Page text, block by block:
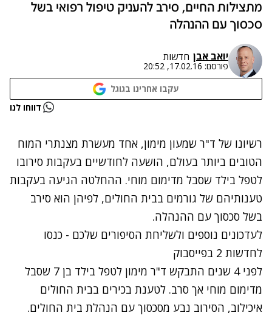
מתצילות החיים, סירב להעניק טיפול רפואי בשל
סכסוך עם ההנהלה
יואב אבן חדשות
פורסם: 17.02.16, 20:52
עקבו אחרינו בגוגל
נתקלנו בבעיה דווחו לנו
רשיונו של ד"ר שמעון מימון, אחד מעשרת מצנתרי המוח
הטובים ביותר בעולם, הושעה לחודשיים בעקבות סירובו
לטפל בילד שסבל מדימום מוחי. ההחלטה הגיעה בעקבות
טענותיהם של גורמים בבית החולים, לפיהן הוא סירב
בשל סכסוך עם ההנהלה.
לעדכונים נוספים ולשליחת הסיפורים שלכם - כנסו
לחדשות 2 בפייסבוק
לפני 4 שנים התבקש ד"ר מימון לטפל בילד בן 7 שסבל
מדימום מוחי אך סרב. לטענת בכירים בבית החולים
איכילוב, הסירוב נבע מסכסוך עם הנהלת בית החולים.